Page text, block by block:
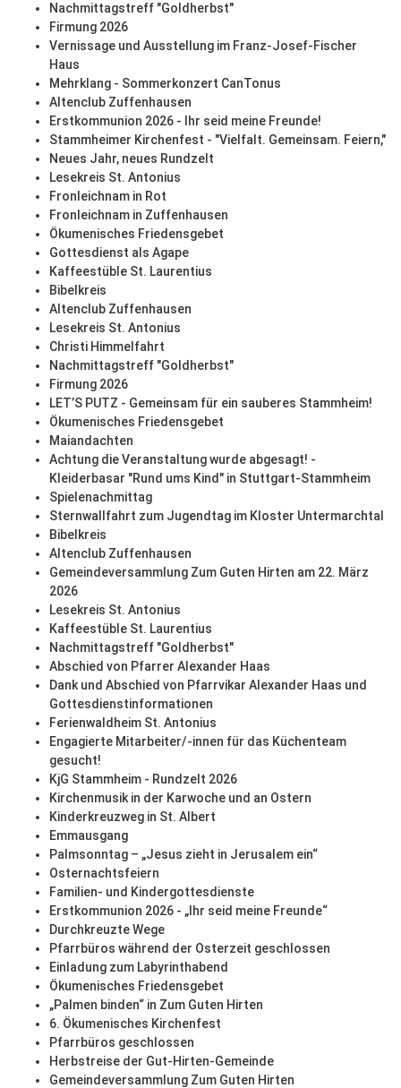
Nachmittagstreff "Goldherbst"
Firmung 2026
Vernissage und Ausstellung im Franz-Josef-Fischer
Haus
Mehrklang - Sommerkonzert CanTonus
Altenclub Zuffenhausen
Erstkommunion 2026 - Ihr seid meine Freunde!
Stammheimer Kirchenfest - "Vielfalt. Gemeinsam. Feiern,"
Neues Jahr, neues Rundzelt
Lesekreis St. Antonius
Fronleichnam in Rot
Fronleichnam in Zuffenhausen
Ökumenisches Friedensgebet
Gottesdienst als Agape
Kaffeestüble St. Laurentius
Bibelkreis
Altenclub Zuffenhausen
Lesekreis St. Antonius
Christi Himmelfahrt
Nachmittagstreff "Goldherbst"
Firmung 2026
LET’S PUTZ - Gemeinsam für ein sauberes Stammheim!
Ökumenisches Friedensgebet
Maiandachten
Achtung die Veranstaltung wurde abgesagt! -
Kleiderbasar "Rund ums Kind" in Stuttgart-Stammheim
Spielenachmittag
Sternwallfahrt zum Jugendtag im Kloster Untermarchtal
Bibelkreis
Altenclub Zuffenhausen
Gemeindeversammlung Zum Guten Hirten am 22. März
2026
Lesekreis St. Antonius
Kaffeestüble St. Laurentius
Nachmittagstreff "Goldherbst"
Abschied von Pfarrer Alexander Haas
Dank und Abschied von Pfarrvikar Alexander Haas und
Gottesdienstinformationen
Ferienwaldheim St. Antonius
Engagierte Mitarbeiter/-innen für das Küchenteam
gesucht!
KjG Stammheim - Rundzelt 2026
Kirchenmusik in der Karwoche und an Ostern
Kinderkreuzweg in St. Albert
Emmausgang
Palmsonntag – „Jesus zieht in Jerusalem ein“
Osternachtsfeiern
Familien- und Kindergottesdienste
Erstkommunion 2026 - „Ihr seid meine Freunde“
Durchkreuzte Wege
Pfarrbüros während der Osterzeit geschlossen
Einladung zum Labyrinthabend
Ökumenisches Friedensgebet
„Palmen binden“ in Zum Guten Hirten
6. Ökumenisches Kirchenfest
Pfarrbüros geschlossen
Herbstreise der Gut-Hirten-Gemeinde
Gemeindeversammlung Zum Guten Hirten